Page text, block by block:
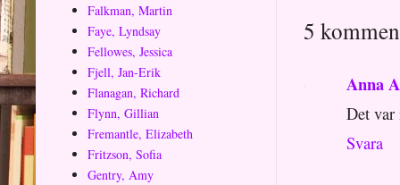
5
Anna A
Det var
Svara
Falkman, Martin
Faye, Lyndsay
Fellowes, Jessica
Fjell, Jan-Erik
Flanagan, Richard
Flynn, Gillian
Fremantle, Elizabeth
Fritzson, Sofia
Gentry, Amy